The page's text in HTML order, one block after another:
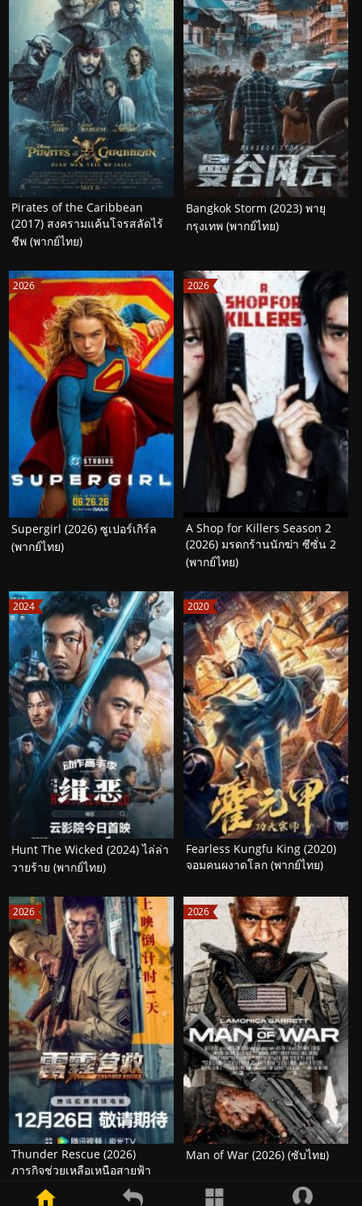
Pirates of the Caribbean
(2017) สงครามแค้นโจรสลัดไร้
ชีพ (พากย์ไทย)
Bangkok Storm (2023) พายุ
กรุงเทพ (พากย์ไทย)
2026
Supergirl (2026) ซูเปอร์เกิร์ล
(พากย์ไทย)
2026
A Shop for Killers Season 2
(2026) มรดกร้านนักฆ่า ซีซั่น 2
(พากย์ไทย)
2024
Hunt The Wicked (2024) ไล่ล่า
วายร้าย (พากย์ไทย)
2020
Fearless Kungfu King (2020)
จอมคนผงาดโลก (พากย์ไทย)
2026
Thunder Rescue (2026)
ภารกิจช่วยเหลือเหนือสายฟ้า
(พากย์ไทย)
2026
Man of War (2026) (ซับไทย)